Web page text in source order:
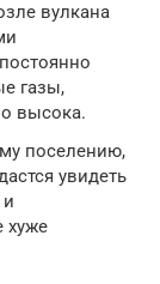
вулкана
газы,
высока.
поселению,
увидеть
хуже